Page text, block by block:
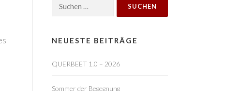
Suchen
NEUESTE BEITRÄGE
QUERBEET 1.0 – 2026
Sommer der Begegnung